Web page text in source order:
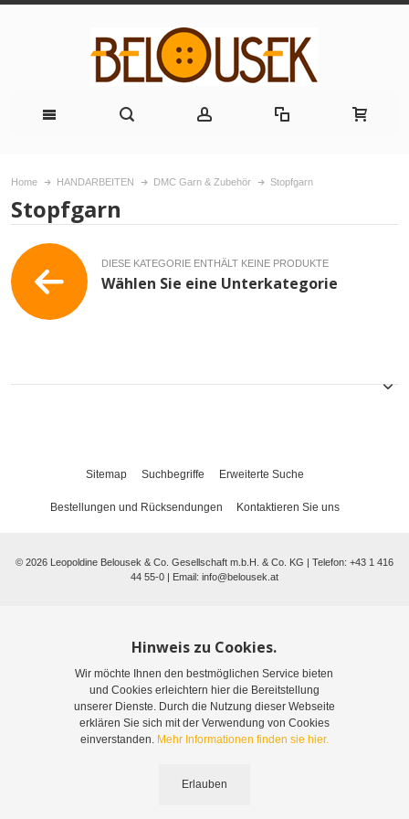
Home HANDARBEITEN DMC Garn & Zubehör Stopfgarn
Stopfgarn
DIESE KATEGORIE ENTHÄLT KEINE PRODUKTE
Wählen Sie eine Unterkategorie
Sitemap Suchbegriffe Erweiterte Suche
Bestellungen und Rücksendungen Kontaktieren Sie uns
© 2026 Leopoldine Belousek & Co. Gesellschaft m.b.H. & Co. KG | Telefon: +43 1 416
44 55-0 | Email: info@belousek.at
Hinweis zu Cookies.
Wir möchte Ihnen den bestmöglichen Service bieten
und Cookies erleichtern hier die Bereitstellung
unserer Dienste. Durch die Nutzung dieser Webseite
erklären Sie sich mit der Verwendung von Cookies
einverstanden. Mehr Informationen finden sie hier.
Erlauben